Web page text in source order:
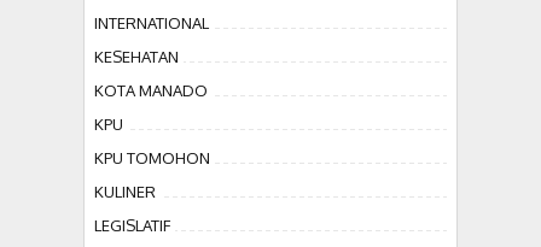
INTERNATIONAL
KESEHATAN
KOTA MANADO
KPU
KPU TOMOHON
KULINER
LEGISLATIF